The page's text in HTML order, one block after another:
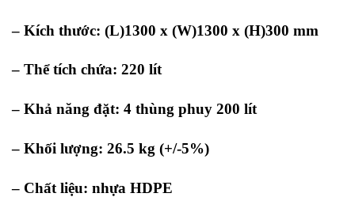
– Kích thước: (L)1300 x (W)1300 x (H)300 mm
– Thể tích chứa: 220 lít
– Khả năng đặt: 4 thùng phuy 200 lít
– Khối lượng: 26.5 kg (+/-5%)
– Chất liệu: nhựa HDPE